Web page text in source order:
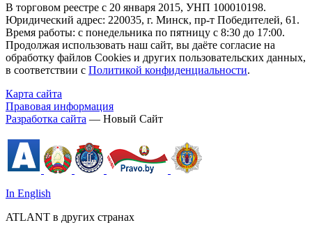
В торговом реестре с 20 января 2015, УНП 100010198.
Юридический адрес: 220035, г. Минск, пр-т Победителей, 61.
Время работы: с понедельника по пятницу с 8:30 до 17:00.
Продолжая использовать наш сайт, вы даёте согласие на
обработку файлов Cookies и других пользовательских данных,
в соответствии с Политикой конфиденциальности.
Карта сайта
Правовая информация
Разработка сайта — Новый Сайт
In English
ATLANT в других странах